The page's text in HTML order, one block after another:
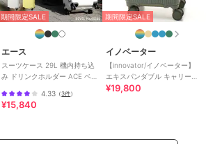
期間限定SALE
エース
スーツケース 29L 機内持ち込
み ドリンクホルダー ACE ベベ
4.33 （3件）
¥15,840
期間限定SALE
イノベーター
【innovator/イノベーター】
エキスパンダブル キャリーケ
ース 38L(43L)
¥19,800